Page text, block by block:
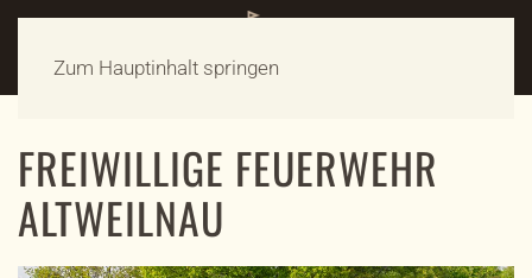
Zum Hauptinhalt springen
FREIWILLIGE FEUERWEHR
ALTWEILNAU